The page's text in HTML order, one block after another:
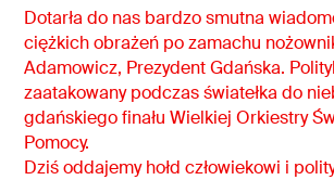
Dotarła do nas bardzo smutna
ciężkich obrażeń po zamachu
Adamowicz, Prezydent Gdańska.
zaatakowany podczas światełka do
gdańskiego finału Wielkiej Orkiestry
Pomocy.
Dziś oddajemy hołd człowiekowi i